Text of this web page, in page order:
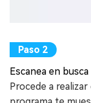
Escanea en
Procede a